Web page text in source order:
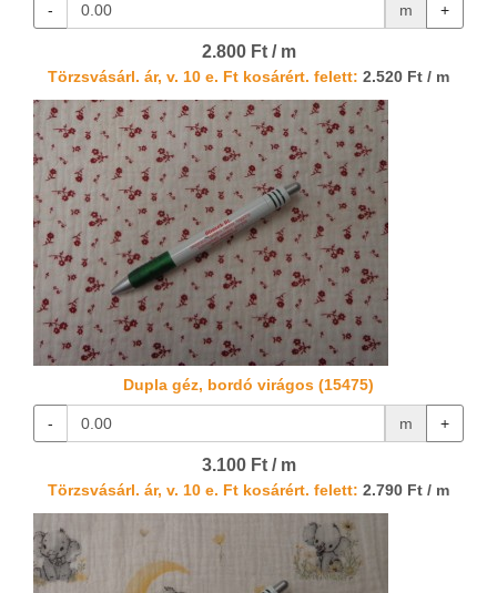
- m +
2.800 Ft / m
Törzsvásárl. ár, v. 10 e. Ft kosárért. felett: 2.520 Ft / m
Dupla géz, bordó virágos (15475)
- m +
3.100 Ft / m
Törzsvásárl. ár, v. 10 e. Ft kosárért. felett: 2.790 Ft / m